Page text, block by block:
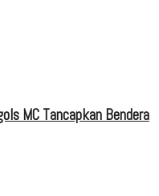
MC Tancapkan Bendera